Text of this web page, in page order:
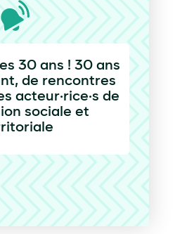
30 ans ! 30 ans
de rencontres
acteur·rice·s de
sociale et